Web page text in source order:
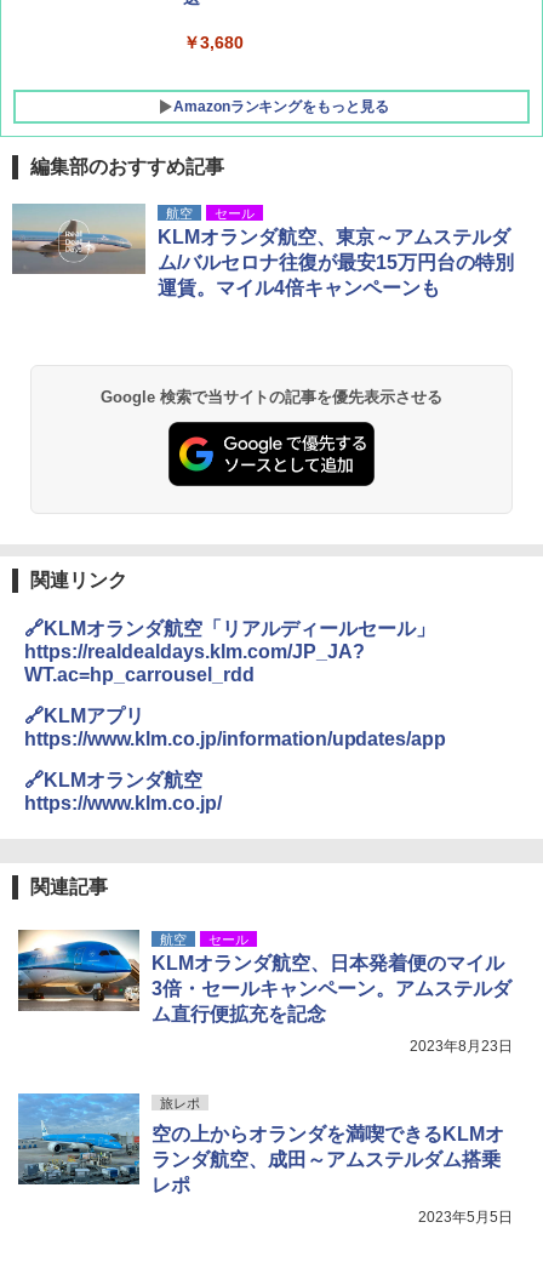
￥3,680
Amazonランキングをもっと見る
編集部のおすすめ記事
航空 セール
KLMオランダ航空、東京～アムステルダ
ム/バルセロナ往復が最安15万円台の特別
運賃。マイル4倍キャンペーンも
Google 検索で当サイトの記事を優先表示させる
関連リンク
🔗KLMオランダ航空「リアルディールセール」
https://realdealdays.klm.com/JP_JA?
WT.ac=hp_carrousel_rdd
🔗KLMアプリ
https://www.klm.co.jp/information/updates/app
🔗KLMオランダ航空
https://www.klm.co.jp/
関連記事
航空 セール
KLMオランダ航空、日本発着便のマイル
3倍・セールキャンペーン。アムステルダ
ム直行便拡充を記念
2023年8月23日
旅レポ
空の上からオランダを満喫できるKLMオ
ランダ航空、成田～アムステルダム搭乗
レポ
2023年5月5日